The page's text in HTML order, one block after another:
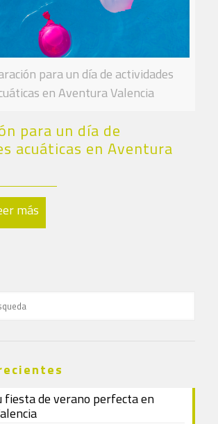
para un día de actividades
en Aventura Valencia
para un día de
acuáticas en Aventura
más
fiesta de verano perfecta en